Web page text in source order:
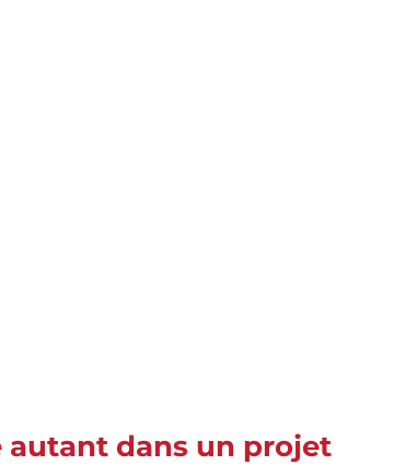
autant dans un projet